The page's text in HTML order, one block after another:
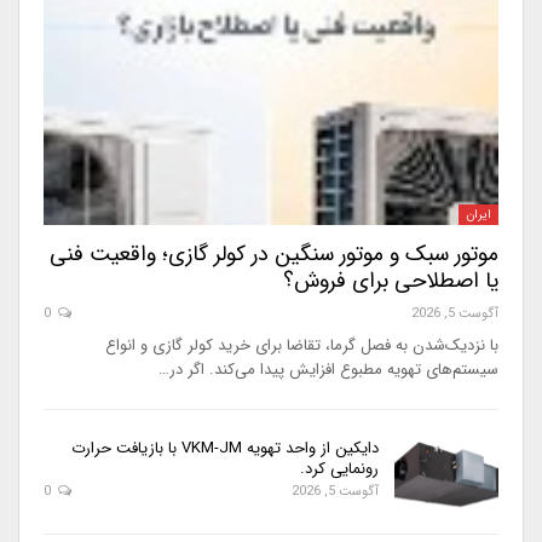
ایران
موتور سبک و موتور سنگین در کولر گازی؛ واقعیت فنی
یا اصطلاحی برای فروش؟
آگوست 5, 2026
با نزدیک‌شدن به فصل گرما، تقاضا برای خرید کولر گازی و انواع
سیستم‌های تهویه مطبوع افزایش پیدا می‌کند. اگر در…
دایکین از واحد تهویه VKM-JM با بازیافت حرارت
رونمایی کرد.
آگوست 5, 2026